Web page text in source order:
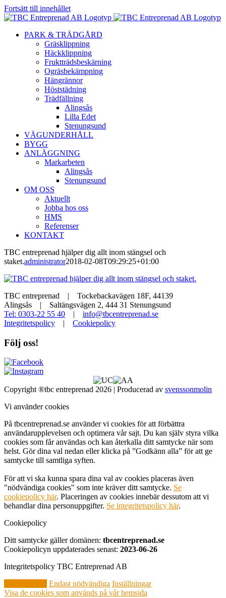
Fortsätt till innehållet
PARK & TRÄDGÅRD
Gräsklippning
Häckklippning
Fruktträdsbeskärning
Ogräsbekämpning
Hängrännor
Höststädning
Trädfällning
Alingsås
Lilla Edet
Stenungsund
VÄGUNDERHÅLL
BYGG
ANLÄGGNING
Markarbeten
Alingsås
Stenungsund
OM OSS
Aktuellt
Jobba hos oss
HMS
Referenser
KONTAKT
TBC entreprenad hjälper dig allt inom stängsel och
staket.administrator2018-02-08T09:29:25+01:00
TBC entreprenad | Tockebackavägen 18F, 44139
Alingsås | Saltängsvägen 2, 444 31 Stenungsund
Tel: 0303-22 55 40 | info@tbcentreprenad.se
Integritetspolicy | Cookiepolicy
Följ oss!
Copyright ®tbc entreprenad 2026 | Producerad av svenssonmolin
Vi använder cookies
På tbcentreprenad.se använder vi cookies för att förbättra
användarupplevelsen och optimera vår sajt. Du kan själv styra vilka
cookies som får användas och kan återkalla ditt samtycke när som
helst. Gör dina val nedan eller klicka på ”Godkänn alla” för att ge
samtycke till samtliga syften.
För att vi ska kunna spara dina val av cookies placeras även
"nödvändiga cookies" som inte kräver ditt samtycke. Se
cookiepolicy här. Placeringen av cookies innebär dessutom att vi
behandlar dina personuppgifter. Se integritetspolicy här.
Cookiepolicy
Ditt samtycke gäller domänen: tbcentreprenad.se
Cookiepolicyn uppdaterades senast: 2023-06-26
Integritetspolicy TBC Entreprenad AB
Endast nödvändiga Inställningar
Visa de cookies som används på vår hemsida